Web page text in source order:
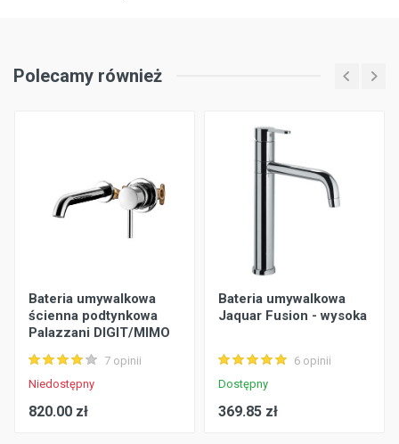
Polecamy również
Bateria umywalkowa
ścienna podtynkowa
Palazzani DIGIT/MIMO
7 opinii
Niedostępny
820.00 zł
Bateria umywalkowa
Jaquar Fusion - wysoka
6 opinii
Dostępny
369.85 zł